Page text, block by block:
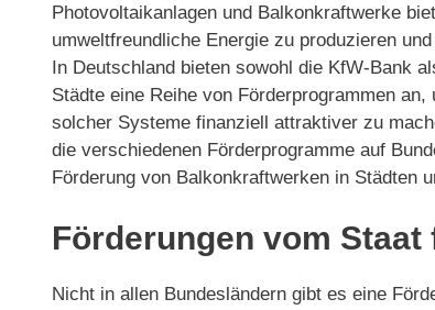
Photovoltaikanlagen und Balkonkraftwerke
umweltfreundliche Energie zu produzieren
In Deutschland bieten sowohl die KfW-Bank
Städte eine Reihe von Förderprogrammen
solcher Systeme finanziell attraktiver zu
die verschiedenen Förderprogramme auf
Förderung von Balkonkraftwerken in Städten
Förderungen vom
Nicht in allen Bundesländern gibt es eine